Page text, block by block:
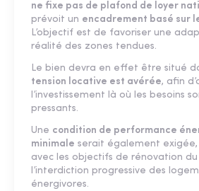
ne fixe pas de plafond de loyer
prévoit un encadrement basé sur
L’objectif est de favoriser une
réalité des zones tendues.
Le bien devra en effet être situé
tension locative est avérée, afin
l’investissement là où les besoins
pressants.
Une condition de performance
minimale serait également exigée,
avec les objectifs de rénovation
l’interdiction progressive des
énergivores.